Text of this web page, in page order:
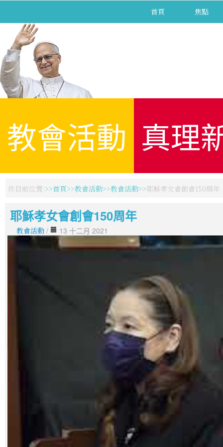
首頁 焦點
教會活動 真理
你目前位置: 首頁 教會活動 教會活動 耶穌孝女會創會150周年
耶穌孝女會創會150周年
教會活動 / 13 十二月 2021